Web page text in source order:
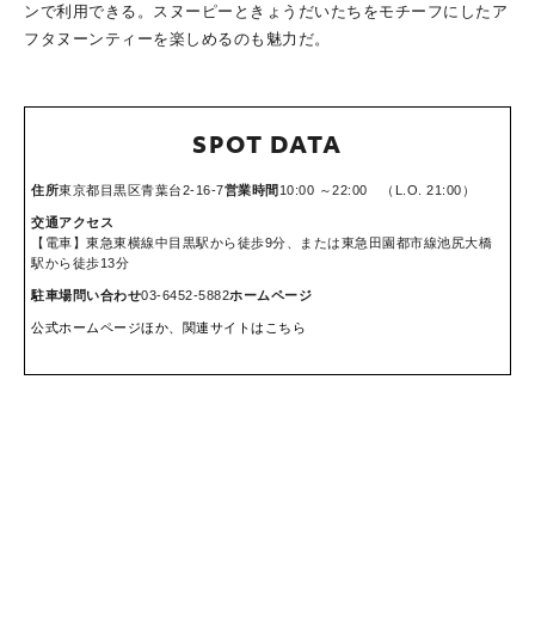
ンで利用できる。スヌーピーときょうだいたちをモチーフにしたア
フタヌーンティーを楽しめるのも魅力だ。
SPOT DATA
住所東京都目黒区青葉台2-16-7営業時間 10:00 ～22:00 （L.O. 21:00）
交通アクセス
【電車】東急東横線中目黒駅から徒歩9分、または東急田園都市線池尻大橋
駅から徒歩13分
駐車場 問い合わせ03-6452-5882ホームページ
公式ホームページほか、関連サイトはこちら